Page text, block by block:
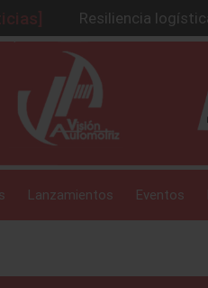
Resiliencia
México debe
Resiliencia
IA transformará
Cadenas
Lanzamientos Eventos